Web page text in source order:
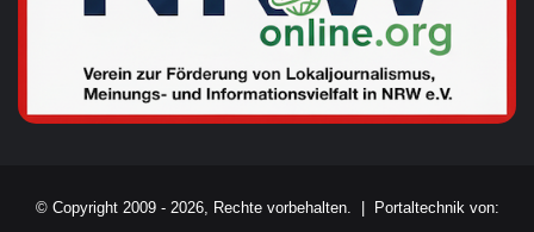
© Copyright 2009 - 2026, Rechte vorbehalten. | Portaltechnik von: